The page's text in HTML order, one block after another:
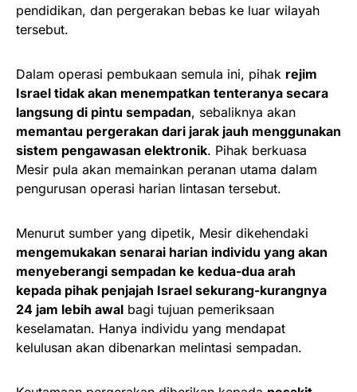
pendidikan, dan pergerakan bebas ke luar wilayah
tersebut.
Dalam operasi pembukaan semula ini, pihak rejim
Israel tidak akan menempatkan tenteranya secara
langsung di pintu sempadan, sebaliknya akan
memantau pergerakan dari jarak jauh menggunakan
sistem pengawasan elektronik. Pihak berkuasa
Mesir pula akan memainkan peranan utama dalam
pengurusan operasi harian lintasan tersebut.
Menurut sumber yang dipetik, Mesir dikehendaki
mengemukakan senarai harian individu yang akan
menyeberangi sempadan ke kedua-dua arah
kepada pihak penjajah Israel sekurang-kurangnya
24 jam lebih awal bagi tujuan pemeriksaan
keselamatan. Hanya individu yang mendapat
kelulusan akan dibenarkan melintasi sempadan.